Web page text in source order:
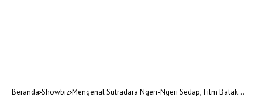
Beranda Showbiz Mengenal Sutradara Ngeri-Ngeri Sedap, Film Batak